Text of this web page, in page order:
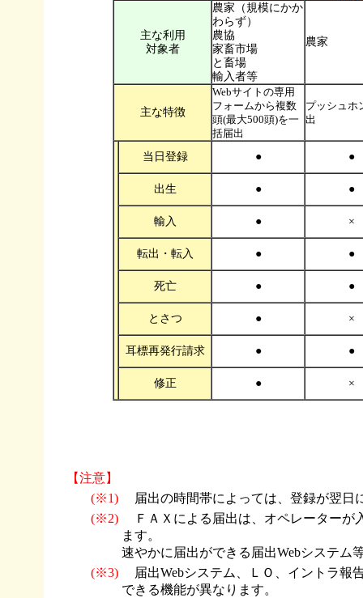
主な利用
対象者
農家（規模にかか
わらず）
農協
家畜市場
と畜場
輸入者等
農家
主な特徴
Webサイトの専用
フォームから複数
頭(最大500頭)を一
括届出
プッシュホ
出
当日登録 ● ●
出生 ● ●
輸入 ● ×
転出・転入 ● ●
死亡 ● ●
とさつ ● ×
耳標再発行請求 ● ●
修正 ● ×
【注意】
(※1)
届出の時間帯によっては、登録が翌日
(※2)
ＦＡＸによる届出は、オペレーターが
ます。
速やかに届出ができる届出Webシステム
(※3)
届出Webシステム、ＬＯ、イントラ報
できる機能が異なります。